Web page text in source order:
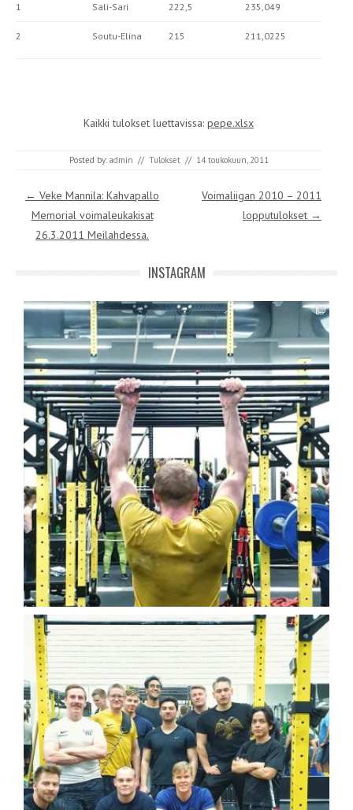
1 Sali-Sari 222,5 235,049
2 Soutu-Elina 215 211,0225
Kaikki tulokset luettavissa: pepe.xlsx
Posted by: admin // Tulokset // 14 toukokuun, 2011
Post navigation
← Veke Mannila: Kahvapallo
Memorial voimaleukakisat
26.3.2011 Meilahdessa.
Voimaliigan 2010 – 2011
lopputulokset →
INSTAGRAM